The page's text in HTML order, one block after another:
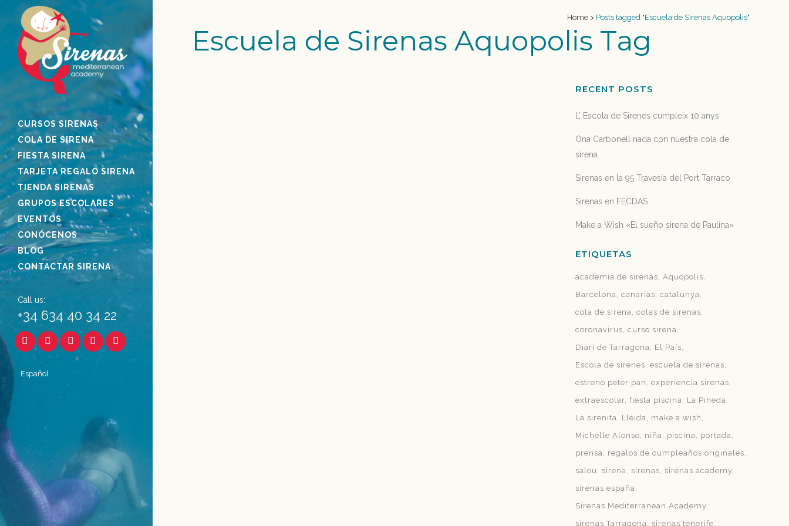
CURSOS SIRENAS
COLA DE SIRENA
FIESTA SIRENA
TARJETA REGALO SIRENA
TIENDA SIRENAS
GRUPOS ESCOLARES
EVENTOS
CONÓCENOS
BLOG
CONTACTAR SIRENA
Call us:
+34 634 40 34 22
Español
Escuela de Sirenas Aquopolis Tag
Home > Posts tagged "Escuela de Sirenas Aquopolis"
RECENT POSTS
L’ Escola de Sirenes cumpleix 10 anys
Ona Carbonell nada con nuestra cola de
sirena
Sirenas en la 95 Travesía del Port Tarraco
Sirenas en FECDAS
Make a Wish «El sueño sirena de Paulina»
ETIQUETAS
academia de sirenas
Aquopolis
Barcelona
canarias
catalunya
cola de sirena
colas de sirenas
coronavirus
curso sirena
Diari de Tarragona
El País
Escola de sirenes
escuela de sirenas
estreno peter pan
experiencia sirenas
extraescolar fiesta piscina
La Pineda
La sirenita
Lleida
make a wish
Michelle Alonso
niña piscina
portada
prensa
regalos de cumpleaños originales
salou
sirena sirenas
sirenas academy
sirenas españa
Sirenas Mediterranean Academy
sirenas Tarragona
sirenas tenerife